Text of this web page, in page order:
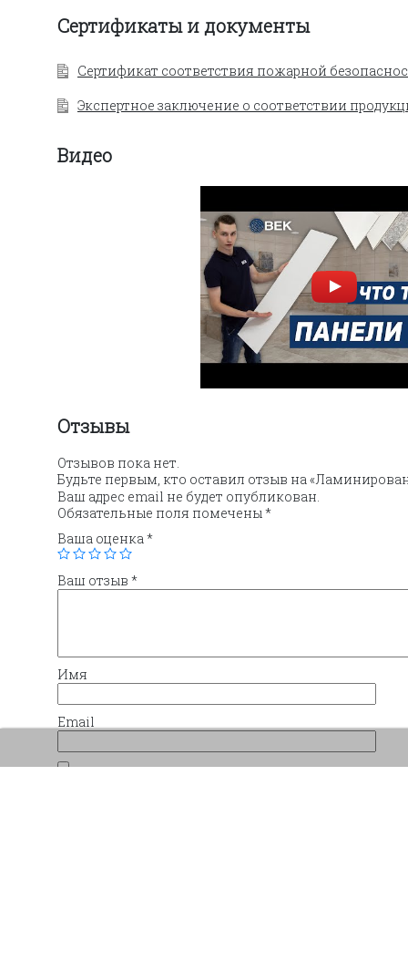
Сертификаты и документы
Сертификат соответствия пожарной
Экспертное заключение о соответствии
Видео
Отзывы
Отзывов пока нет.
Будьте первым, кто оставил отзыв на
Ваш адрес email не будет опубликован.
Обязательные поля помечены*
Ваша оценка*
Ваш отзыв *
Имя
Email